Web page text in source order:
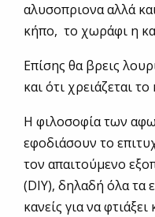
αλυσοπριονα αλλά
κήπο, το χωράφι η
Επίσης θα βρεις
και ότι χρειάζεται
Η φιλοσοφία των
εφοδιάσουν το
τον απαιτούμενο
(DIY), δηλαδή όλα τα
κανείς για να